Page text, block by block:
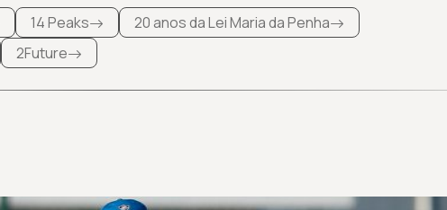
14 Peaks
20 anos da Lei Maria da Penha
2Future